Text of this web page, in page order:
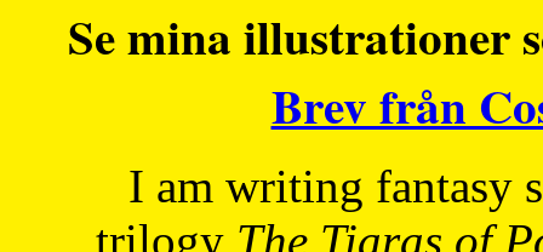
Se mina illustrationer
Brev från
I am writing fantasy
trilogy The Tiaras of